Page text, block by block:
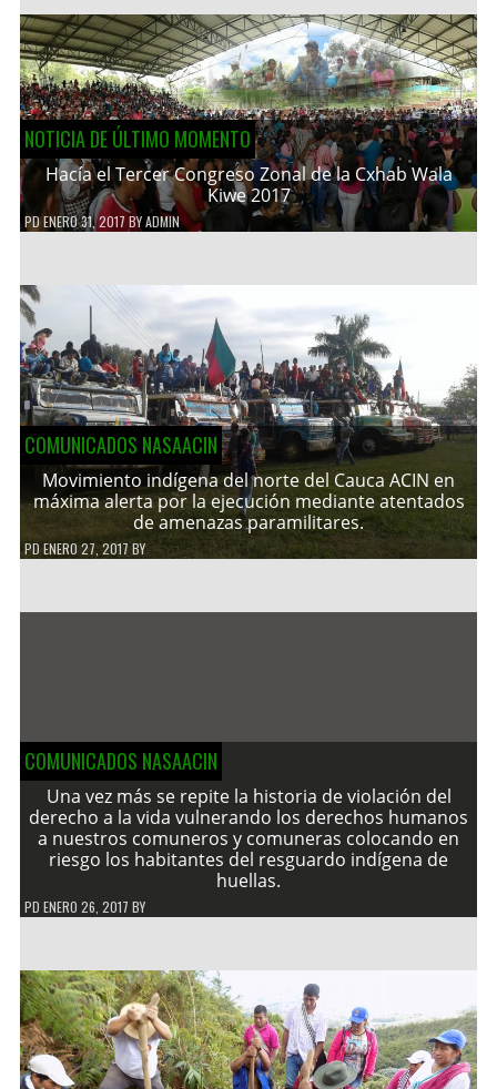
NOTICIA DE ÚLTIMO MOMENTO
Hacía el Tercer Congreso Zonal de la Cxhab Wala
Kiwe 2017
PDENERO 31, 2017 BYADMIN
COMUNICADOS NASAACIN
Movimiento indígena del norte del Cauca ACIN en
máxima alerta por la ejecución mediante atentados
de amenazas paramilitares.
PDENERO 27, 2017 BY
COMUNICADOS NASAACIN
Una vez más se repite la historia de violación del
derecho a la vida vulnerando los derechos humanos
a nuestros comuneros y comuneras colocando en
riesgo los habitantes del resguardo indígena de
huellas.
PD ENERO 26, 2017 BY